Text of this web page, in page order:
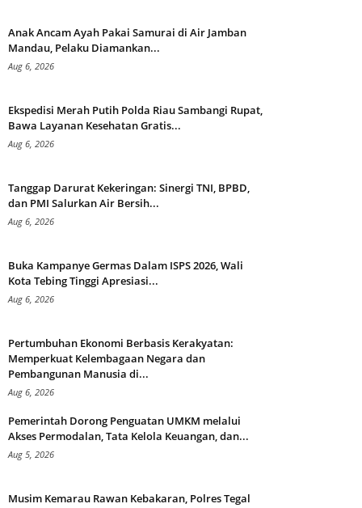
Anak Ancam Ayah Pakai Samurai di Air Jamban
Mandau, Pelaku Diamankan...
Aug 6, 2026
Ekspedisi Merah Putih Polda Riau Sambangi Rupat,
Bawa Layanan Kesehatan Gratis...
Aug 6, 2026
Tanggap Darurat Kekeringan: Sinergi TNI, BPBD,
dan PMI Salurkan Air Bersih...
Aug 6, 2026
Buka Kampanye Germas Dalam ISPS 2026, Wali
Kota Tebing Tinggi Apresiasi...
Aug 6, 2026
Pertumbuhan Ekonomi Berbasis Kerakyatan:
Memperkuat Kelembagaan Negara dan
Pembangunan Manusia di...
Aug 6, 2026
Pemerintah Dorong Penguatan UMKM melalui
Akses Permodalan, Tata Kelola Keuangan, dan...
Aug 5, 2026
Musim Kemarau Rawan Kebakaran, Polres Tegal